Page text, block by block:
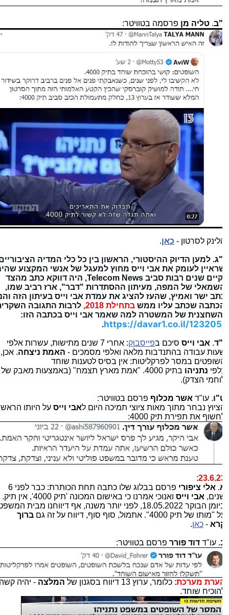
.טליה מןפרסמה בטוויטר:
לסרטון - כאן.
למען הדיוק ההיסטורי, הראשון בין כל כלי המדיה הציבוריים
לעומק את אבי וייס מחוץ למעגל של אנשי המקצוע שהיה
וקיים שנים רבות סביב Telecom News, היה דווקא כתב מהצד
של המפה, מעיתון ההסתדרות "דבר", ארז רביב שמו,
ישר ואמיץ, שהעז להציג את עמדת אבי וייס בעיתון הזה והנה
שכתב עליו ממשבתחילת 2018,
לרבות התגובה השקרית
של המשטרה למה שאמר אבי וייס בכתבה הזו:
https://davar1.co.il/
.
.אבי וייססיכם ב פייסבוק
: אחרי 7 שנים מתישות, עשרות אלפי
עבודה בהתנדבות מלאה ואלפי מסמכים - האמת ניצחה. אכן,
במסר לפרקליטות: אין בסיס לטענות שוחד
נתניהו
בתיק 4000. "אמת מארץ תצמח" (באמצעות מאבק של
הצדק).
. עו"דאשר מכלוףפרסם בטוויטר:
נבחר מתוך מאות ציוצי תמיכה היום ל אבי וייסעל היותו הראשון
את תפירת תיק 4000:
:
אלי ציפורי
פרסם בבלוג שלו כתבה תחת הכותרת: כבר לפני 6
אבי וייס
ואנוכי אמרנו כי באישום המכונה 'תיק 4000', אין תיק.
ביומן הבוקר 18.05.2022, לפני יותר משנה, אף דיווחנו מבית המשפט
של תיק 4000". אתמול, סוף סוף, דיווח על זה גם
ברוך
- כאן.
. עו"דדוד פוררפרסם בטוויטר:
מערכת: כלומר, ערוץ 13 דיווח בסגנון של המלצה- יהיה קשה
שוחד.